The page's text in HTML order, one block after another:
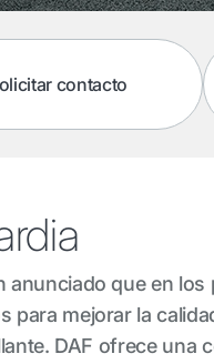
contacto
anunciado que en
para mejorar la
DAF ofrece una